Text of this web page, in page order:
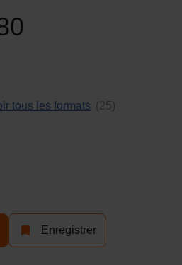
tous les formats 25
Enregistrer